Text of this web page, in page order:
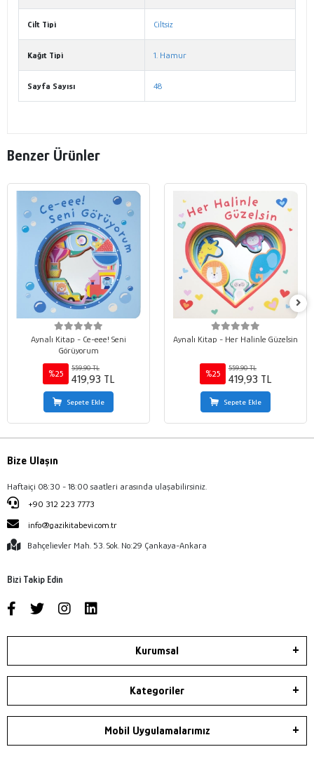
Cilt Tipi Ciltsiz
Kağıt Tipi 1. Hamur
Sayfa Sayısı 48
Benzer Ürünler
Aynalı Kitap - Ce-eee! Seni
Görüyorum
%25
559,90 TL
419,93 TL
Sepete Ekle
Aynalı Kitap - Her Halinle Güzelsin
%25
559,90 TL
419,93 TL
Sepete Ekle
Bize Ulaşın
Haftaiçi 08:30 - 18:00 saatleri arasında ulaşabilirsiniz.
+90 312 223 7773
info@gazikitabevi.com.tr
Bahçelievler Mah. 53. Sok. No:29 Çankaya-Ankara
Bizi Takip Edin
Kurumsal
Kategoriler
Mobil Uygulamalarımız